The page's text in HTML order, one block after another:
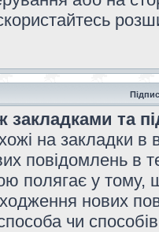
закладками та
на закладки
повідомлень в
полягає у
нових
чи